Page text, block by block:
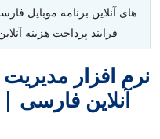
های آنلاین برنامه موبایل
فرایند پرداخت هزینه
نرم افزار
آنلاین